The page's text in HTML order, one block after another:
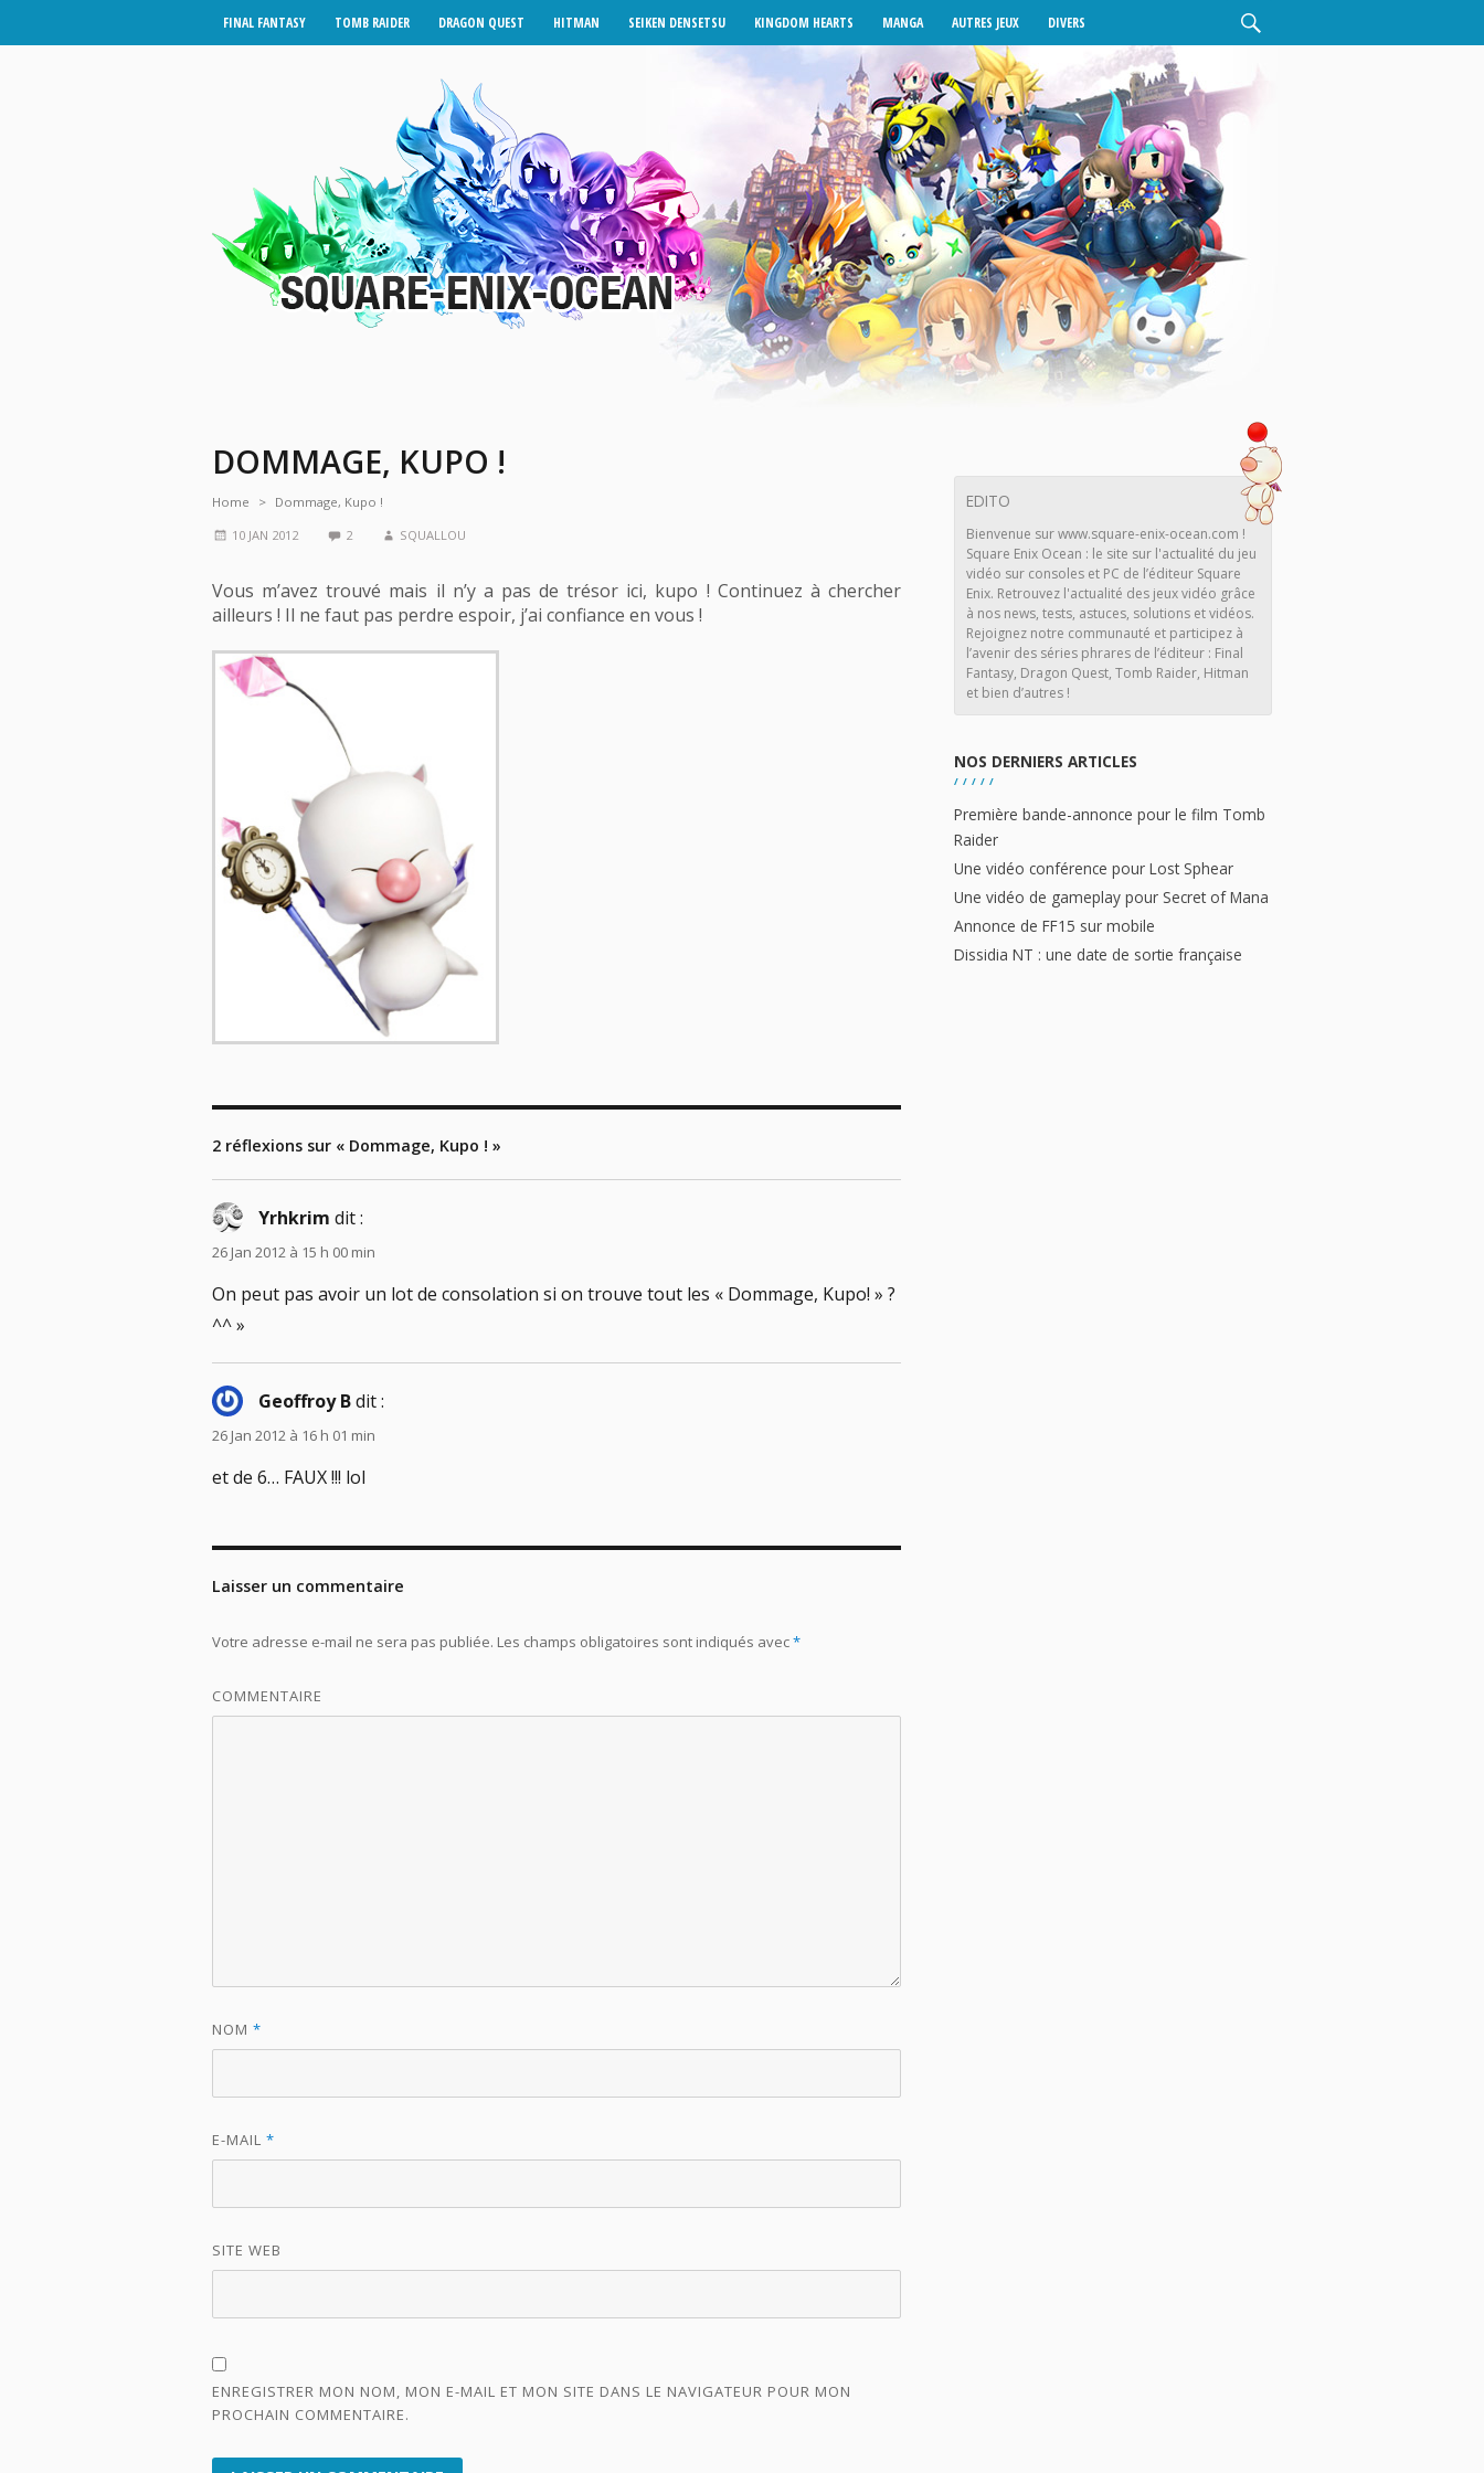
FINAL FANTASY TOMB RAIDER DRAGON QUEST HITMAN SEIKEN DENSETSU KINGDOM HEARTS MANGA AUTRES JEUX DIVERS
DOMMAGE, KUPO !
Home
Dommage, Kupo !
10 JAN 2012
2 SQUALLOU
Vous m’avez trouvé mais il n’y a pas de trésor ici, kupo ! Continuez à chercher
ailleurs ! Il ne faut pas perdre espoir, j’ai confiance en vous !
2 réflexions sur « Dommage, Kupo ! »
Yrhkrim dit :
26 Jan 2012 à 15 h 00 min
On peut pas avoir un lot de consolation si on trouve tout les « Dommage, Kupo! » ?
^^ »
Geoffroy Bdit :
26 Jan 2012 à 16 h 01 min
et de 6… FAUX !!! lol
Laisser un commentaire
Votre adresse e-mail ne sera pas publiée. Les champs obligatoires sont indiqués avec*
COMMENTAIRE
NOM *
E-MAIL *
SITE WEB
ENREGISTRER MON NOM, MON E-MAIL ET MON SITE DANS LE NAVIGATEUR POUR MON
PROCHAIN COMMENTAIRE.
EDITO
Bienvenue sur www.square-enix-ocean.com !
Square Enix Ocean : le site sur l'actualité du jeu
vidéo sur consoles et PC de l’éditeur Square
Enix. Retrouvez l'actualité des jeux vidéo grâce
à nos news, tests, astuces, solutions et vidéos.
Rejoignez notre communauté et participez à
l’avenir des séries phrares de l’éditeur : Final
Fantasy, Dragon Quest, Tomb Raider, Hitman
et bien d’autres !
NOS DERNIERS ARTICLES
Première bande-annonce pour le film Tomb
Raider
Une vidéo conférence pour Lost Sphear
Une vidéo de gameplay pour Secret of Mana
Annonce de FF15 sur mobile
Dissidia NT : une date de sortie française